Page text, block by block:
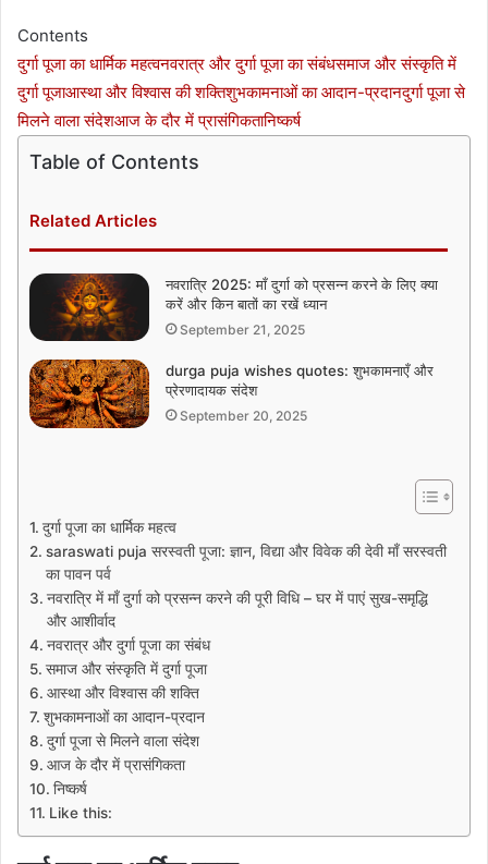
Contents
दुर्गा पूजा का धार्मिक महत्वनवरात्र और दुर्गा पूजा का संबंधसमाज और संस्कृति में
दुर्गा पूजाआस्था और विश्वास की शक्तिशुभकामनाओं का आदान-प्रदानदुर्गा पूजा से
मिलने वाला संदेशआज के दौर में प्रासंगिकतानिष्कर्ष
Table of Contents
Related Articles
नवरात्रि 2025: माँ दुर्गा को प्रसन्न करने के लिए क्या
करें और किन बातों का रखें ध्यान
September 21, 2025
durga puja wishes quotes: शुभकामनाएँ और
प्रेरणादायक संदेश
September 20, 2025
दुर्गा पूजा का धार्मिक महत्व
saraswati puja सरस्वती पूजा: ज्ञान, विद्या और विवेक की देवी माँ सरस्वती
का पावन पर्व
नवरात्रि में माँ दुर्गा को प्रसन्न करने की पूरी विधि – घर में पाएं सुख-समृद्धि
और आशीर्वाद
नवरात्र और दुर्गा पूजा का संबंध
समाज और संस्कृति में दुर्गा पूजा
आस्था और विश्वास की शक्ति
शुभकामनाओं का आदान-प्रदान
दुर्गा पूजा से मिलने वाला संदेश
आज के दौर में प्रासंगिकता
निष्कर्ष
Like this: